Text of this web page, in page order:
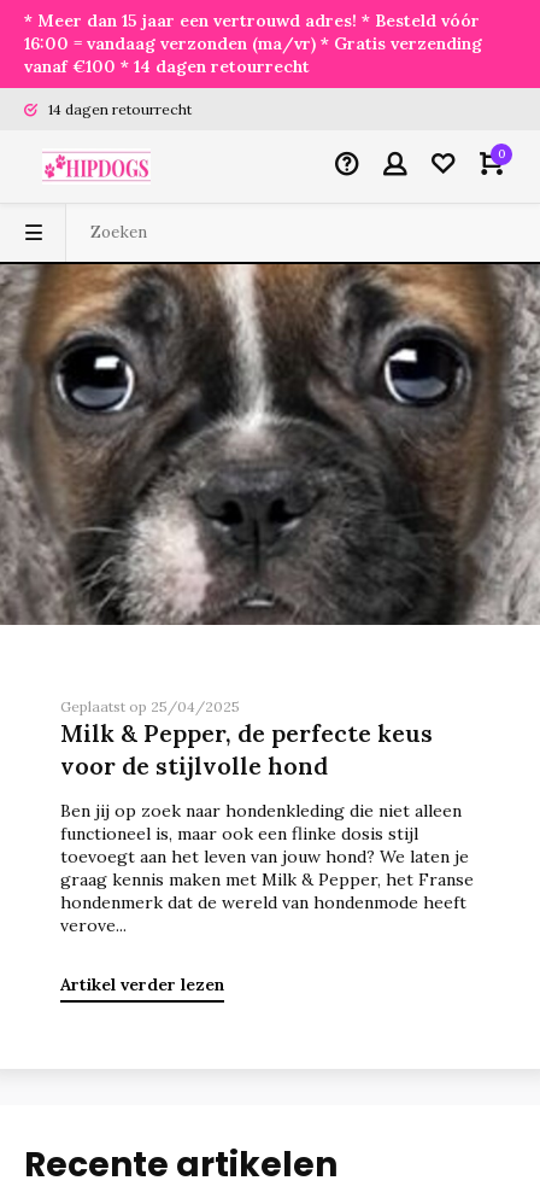
* Meer dan 15 jaar een vertrouwd adres! * Besteld vóór
16:00 = vandaag verzonden (ma/vr) * Gratis verzending
vanaf €100 * 14 dagen retourrecht
14 dagen retourrecht
0
Geplaatst op 25/04/2025
Milk & Pepper, de perfecte keus
voor de stijlvolle hond
Ben jij op zoek naar hondenkleding die niet alleen
functioneel is, maar ook een flinke dosis stijl
toevoegt aan het leven van jouw hond? We laten je
graag kennis maken met Milk & Pepper, het Franse
hondenmerk dat de wereld van hondenmode heeft
verove...
Artikel verder lezen
Recente artikelen